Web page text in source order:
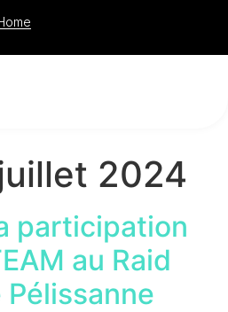
2024
participation
au Raid